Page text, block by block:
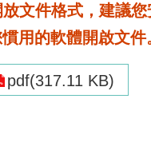
文件格式，建議
的軟體開啟文件
pdf(317.11 KB)